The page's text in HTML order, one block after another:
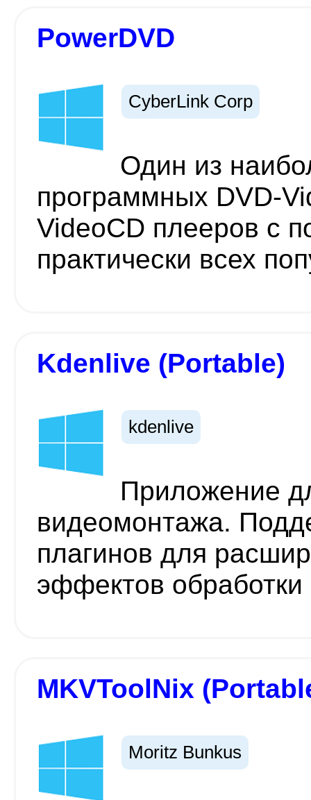
PowerDVD
CyberLink Corp
Один из
программных DVD-
VideoCD плееров с
практически всех
Kdenlive (Portable)
kdenlive
Приложение
видеомонтажа.
плагинов для
эффектов обработки
MKVToolNix
Moritz Bunkus